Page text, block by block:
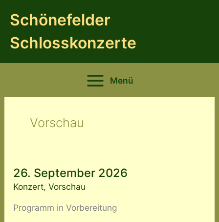
InhaltSchönefelder
Schlosskonzerte
Menü
Vorschau
26. September 2026
Konzert, Vorschau
Programm in Vorbereitung